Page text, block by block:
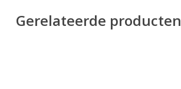
Gerelateerde producten